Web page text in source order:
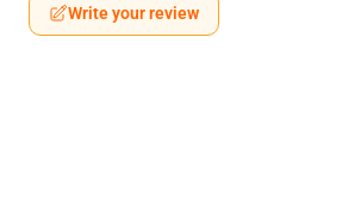
Write your review